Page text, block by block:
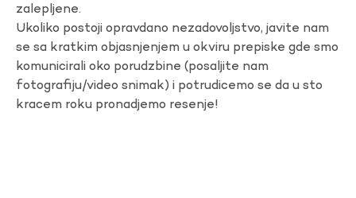
zalepljene.
Ukoliko postoji opravdano nezadovoljstvo, javite nam
se sa kratkim objasnjenjem u okviru prepiske gde smo
komunicirali oko porudzbine (posaljite nam
fotografiju/video snimak) i potrudicemo se da u sto
kracem roku pronadjemo resenje!